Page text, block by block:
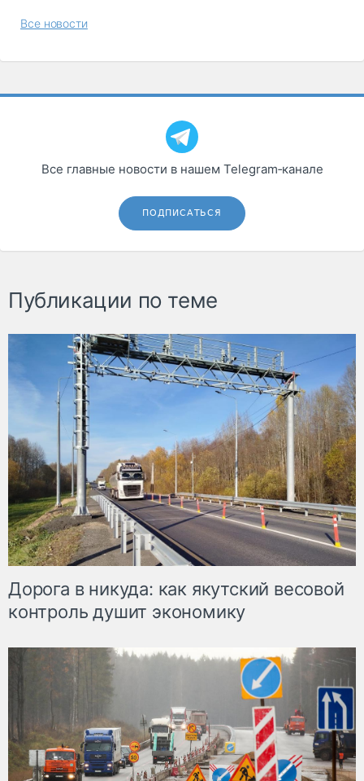
Все новости
Все главные новости в нашем Telegram‑канале
ПОДПИСАТЬСЯ
Публикации по теме
Дорога в никуда: как якутский весовой
контроль душит экономику